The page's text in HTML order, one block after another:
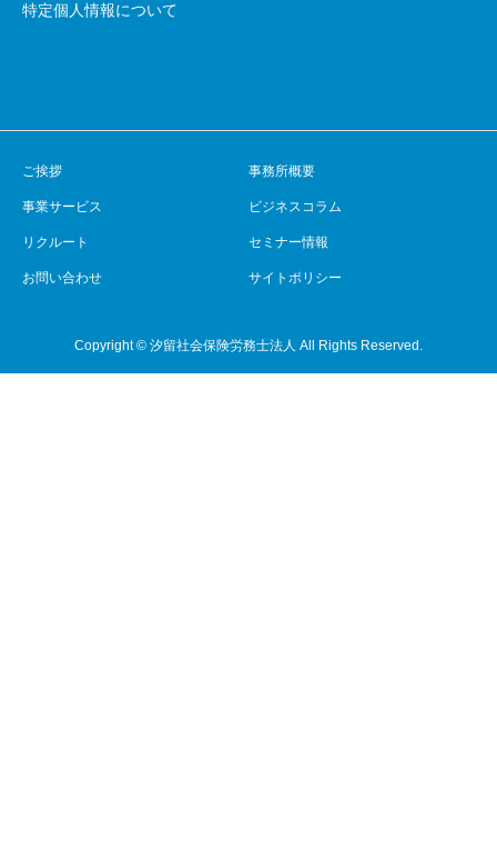
特定個人情報について
ご挨拶 事務所概要
事業サービス ビジネスコラム
リクルート セミナー情報
お問い合わせ サイトポリシー
Copyright © 汐留社会保険労務士法人 All Rights Reserved.